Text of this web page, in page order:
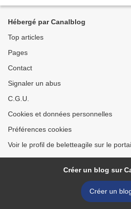
Hébergé par Canalblog
Top articles
Pages
Contact
Signaler un abus
C.G.U.
Cookies et données personnelles
Préférences cookies
Voir le profil de beletteagile sur le
Créer un blog sur
Créer un